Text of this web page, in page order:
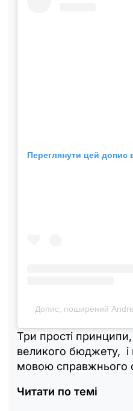
Переглянути цей допис
Допис, поширений
Три прості
великого бюджету, і
мовою справжнього
Читати по темі